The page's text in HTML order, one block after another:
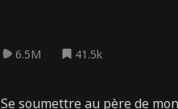
un accord avec le père de Jayne, à
reverra plus. Le soir de la première
son message, Dom revient pour
6.5M 41.5k
Se soumettre au père de